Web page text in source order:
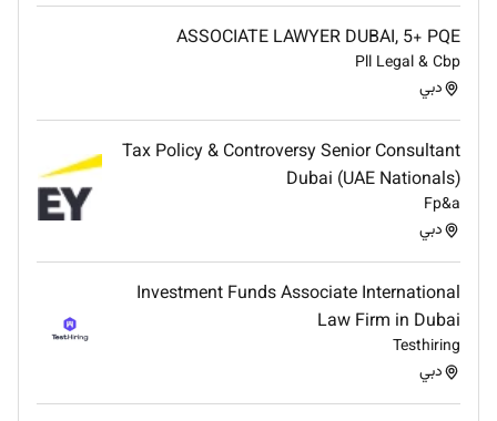
PartnershipWe are one team and we inspire motivate
and coach each other.
We are problemsolvers and we do not
share away from a challenge.
IntegrityWe treat people with dignity and respect.
Empowerment
We motivate inspire and train our
people to be the best they can be.
Remote Work :
No
ASSOCIATE LAWYER DUBAI, 5+ PQE
Pll Legal & Cbp
دبي
Tax Policy & Controversy Senior Consultant
Dubai (UAE Nationals)
Fp&a
دبي
Investment Funds Associate International
Law Firm in Dubai
Testhiring
دبي